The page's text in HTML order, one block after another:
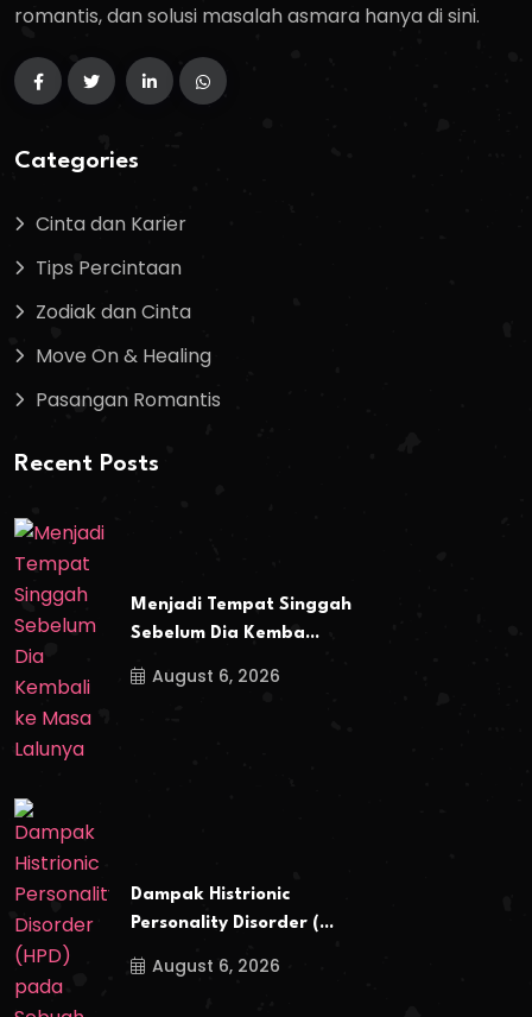
romantis, dan solusi masalah asmara hanya di sini.
Categories
Cinta dan Karier
Tips Percintaan
Zodiak dan Cinta
Move On & Healing
Pasangan Romantis
Recent Posts
Menjadi Tempat Singgah
Sebelum Dia Kemba...
August 6, 2026
Dampak Histrionic
Personality Disorder (...
August 6, 2026